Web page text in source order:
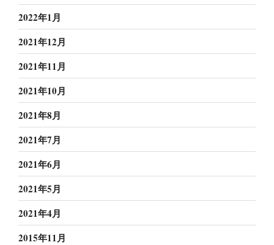
2022年1月
2021年12月
2021年11月
2021年10月
2021年8月
2021年7月
2021年6月
2021年5月
2021年4月
2015年11月